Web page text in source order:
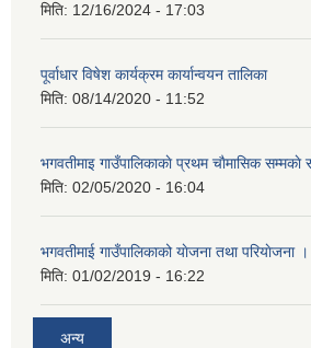
मिति: 12/16/2024 - 17:03
पूर्वाधार विषेश कार्यक्रम कार्यान्वयन तालिका
मिति: 08/14/2020 - 11:52
भगवतीमाइ गाउँपालिकाकाे प्रथम चाैमासिक
मिति: 02/05/2020 - 16:04
भगवतीमाई गाउँपालिकाको याेजना तथा परियाेजना ।
मिति: 01/02/2019 - 16:22
अन्य